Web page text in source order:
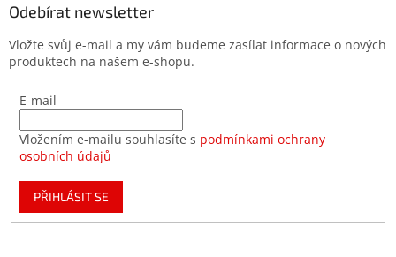
Odebírat newsletter
Vložte svůj e-mail a my vám budeme zasílat informace o nových
produktech na našem e-shopu.
E-mail
Vložením e-mailu souhlasíte s podmínkami ochrany
osobních údajů
PŘIHLÁSIT SE